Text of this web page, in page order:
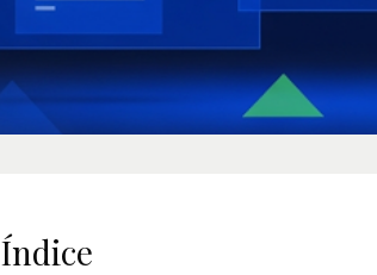
Índice